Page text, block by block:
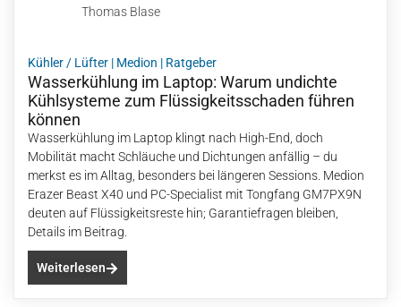
Thomas Blase
Kühler / Lüfter | Medion | Ratgeber
Wasserkühlung im Laptop: Warum undichte
Kühlsysteme zum Flüssigkeitsschaden führen
können
Wasserkühlung im Laptop klingt nach High-End, doch
Mobilität macht Schläuche und Dichtungen anfällig – du
merkst es im Alltag, besonders bei längeren Sessions. Medion
Erazer Beast X40 und PC-Specialist mit Tongfang GM7PX9N
deuten auf Flüssigkeitsreste hin; Garantiefragen bleiben,
Details im Beitrag.
Weiterlesen